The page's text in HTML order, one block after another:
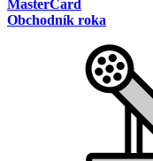
MasterCard
Obchodník roka